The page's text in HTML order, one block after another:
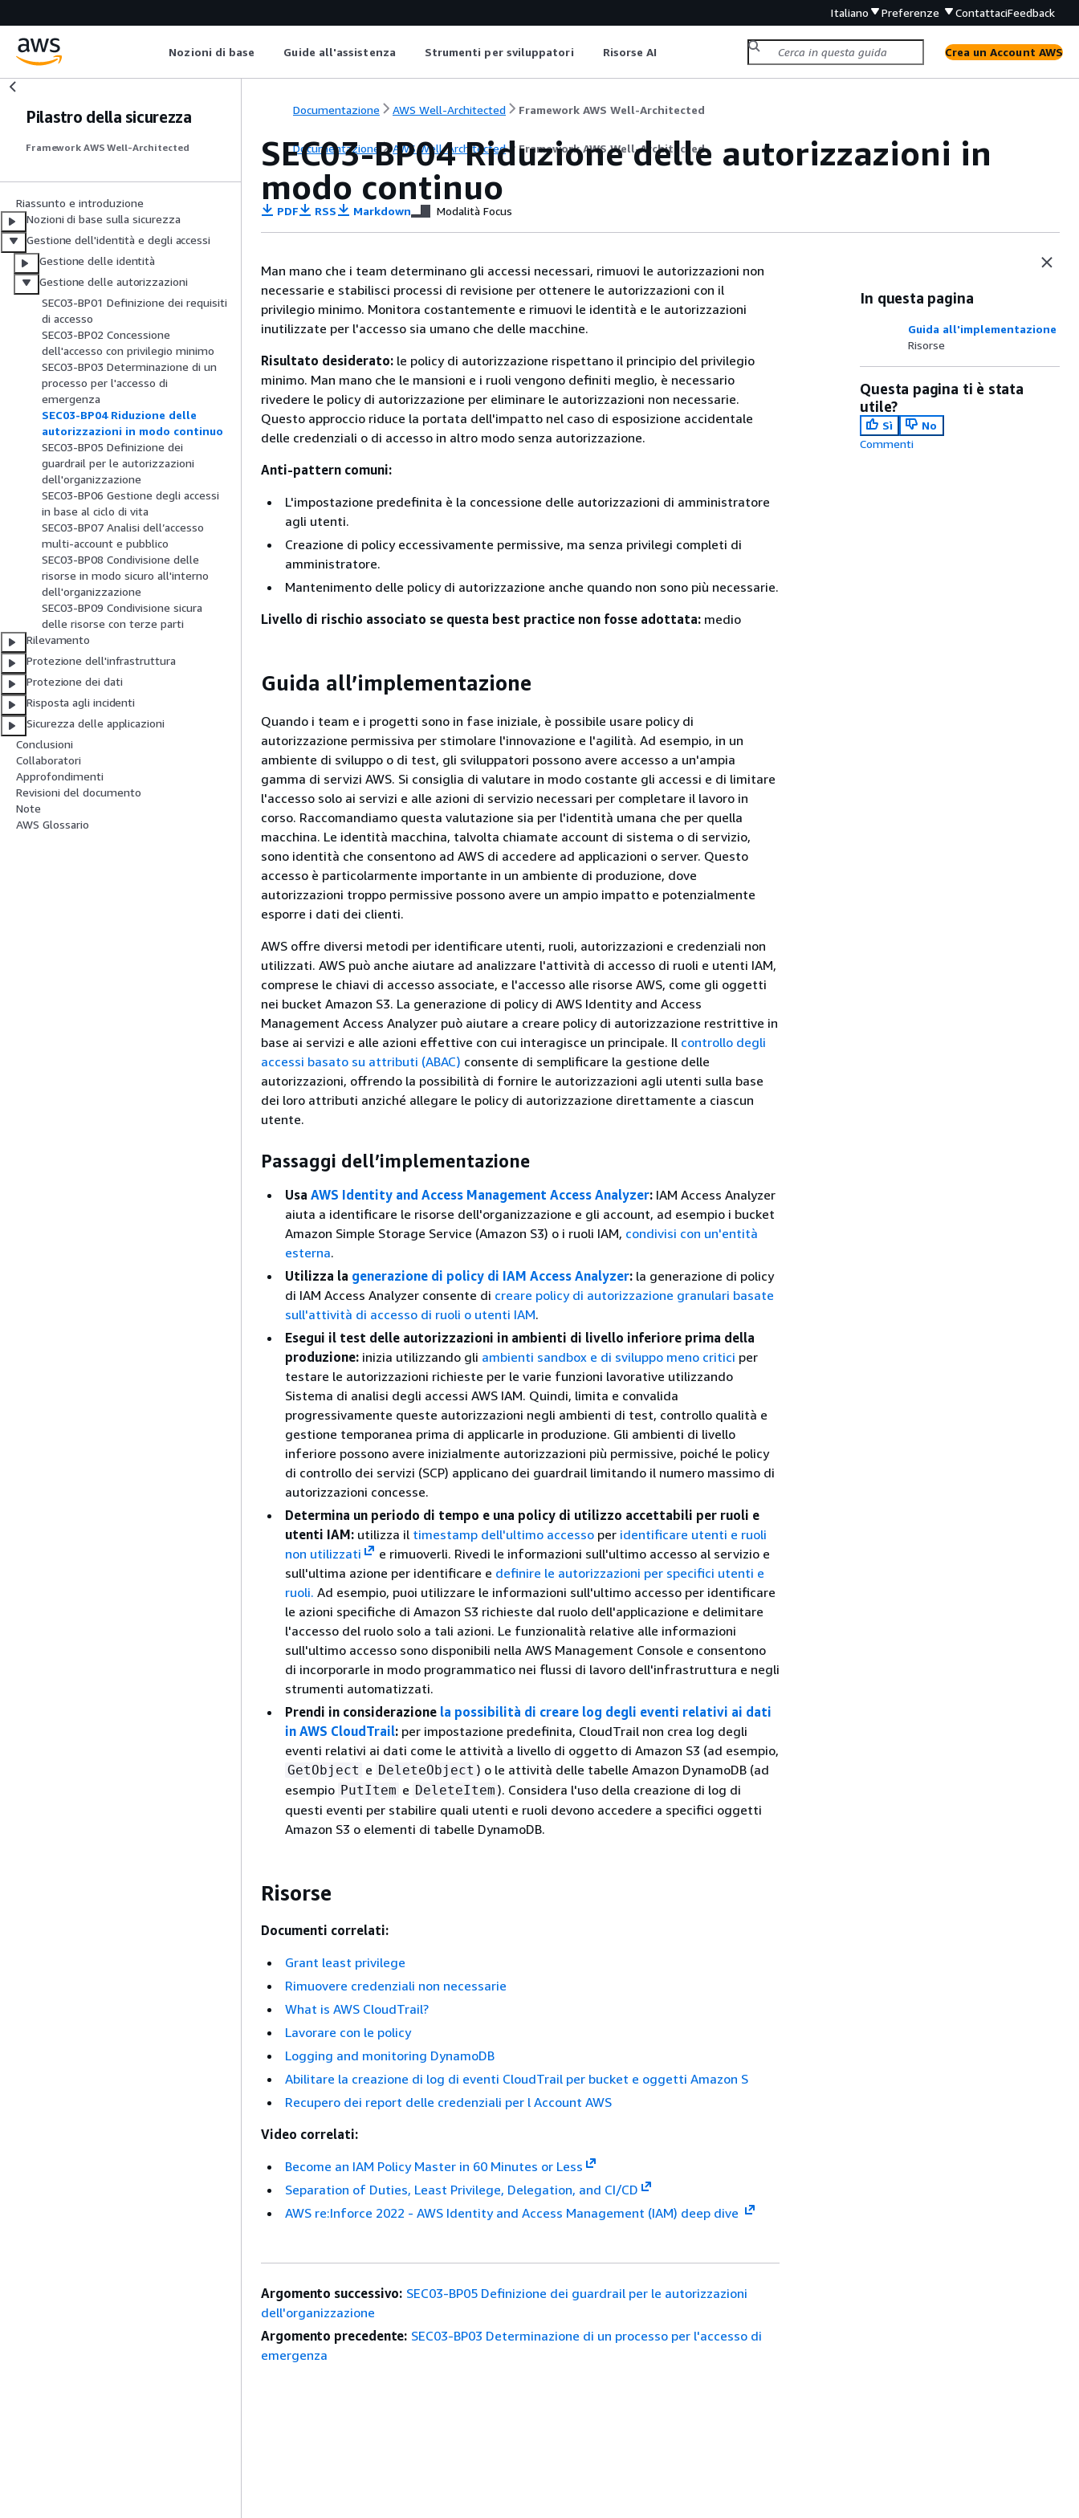
Italiano Preferenze ContattaciFeedback
Nozioni di base Guide all'assistenza Strumenti per sviluppatori Risorse AI Crea un Account AWS
Pilastro della sicurezza
Framework AWS Well-Architected
Riassunto e introduzione
Nozioni di base sulla sicurezza
Gestione dell'identità e degli accessi
Gestione delle identità
Gestione delle autorizzazioni
SEC03-BP01 Definizione dei requisiti
di accesso
SEC03-BP02 Concessione
dell'accesso con privilegio minimo
SEC03-BP03 Determinazione di un
processo per l'accesso di
emergenza
SEC03-BP04 Riduzione delle
autorizzazioni in modo continuo
SEC03-BP05 Definizione dei
guardrail per le autorizzazioni
dell'organizzazione
SEC03-BP06 Gestione degli accessi
in base al ciclo di vita
SEC03-BP07 Analisi dell’accesso
multi-account e pubblico
SEC03-BP08 Condivisione delle
risorse in modo sicuro all'interno
dell'organizzazione
SEC03-BP09 Condivisione sicura
delle risorse con terze parti
Rilevamento
Protezione dell'infrastruttura
Protezione dei dati
Risposta agli incidenti
Sicurezza delle applicazioni
Conclusioni
Collaboratori
Approfondimenti
Revisioni del documento
Note
AWS Glossario
Documentazione AWS Well-Architected Framework AWS Well-Architected
Documentazione AWS Well-Architected Framework AWS Well-Architected
SEC03-BP04 Riduzione delle autorizzazioni in
modo continuo
PDF RSS Markdown Modalità Focus
Man mano che i team determinano gli accessi necessari, rimuovi le autorizzazioni non
necessarie e stabilisci processi di revisione per ottenere le autorizzazioni con il
privilegio minimo. Monitora costantemente e rimuovi le identità e le autorizzazioni
inutilizzate per l'accesso sia umano che delle macchine.
Risultato desiderato: le policy di autorizzazione rispettano il principio del privilegio
minimo. Man mano che le mansioni e i ruoli vengono definiti meglio, è necessario
rivedere le policy di autorizzazione per eliminare le autorizzazioni non necessarie.
Questo approccio riduce la portata dell'impatto nel caso di esposizione accidentale
delle credenziali o di accesso in altro modo senza autorizzazione.
Anti-pattern comuni:
L'impostazione predefinita è la concessione delle autorizzazioni di amministratore
agli utenti.
Creazione di policy eccessivamente permissive, ma senza privilegi completi di
amministratore.
Mantenimento delle policy di autorizzazione anche quando non sono più necessarie.
Livello di rischio associato se questa best practice non fosse adottata: medio
Guida all’implementazione
Quando i team e i progetti sono in fase iniziale, è possibile usare policy di
autorizzazione permissiva per stimolare l'innovazione e l'agilità. Ad esempio, in un
ambiente di sviluppo o di test, gli sviluppatori possono avere accesso a un'ampia
gamma di servizi AWS. Si consiglia di valutare in modo costante gli accessi e di limitare
l'accesso solo ai servizi e alle azioni di servizio necessari per completare il lavoro in
corso. Raccomandiamo questa valutazione sia per l'identità umana che per quella
macchina. Le identità macchina, talvolta chiamate account di sistema o di servizio,
sono identità che consentono ad AWS di accedere ad applicazioni o server. Questo
accesso è particolarmente importante in un ambiente di produzione, dove
autorizzazioni troppo permissive possono avere un ampio impatto e potenzialmente
esporre i dati dei clienti.
AWS offre diversi metodi per identificare utenti, ruoli, autorizzazioni e credenziali non
utilizzati. AWS può anche aiutare ad analizzare l'attività di accesso di ruoli e utenti IAM,
comprese le chiavi di accesso associate, e l'accesso alle risorse AWS, come gli oggetti
nei bucket Amazon S3. La generazione di policy di AWS Identity and Access
Management Access Analyzer può aiutare a creare policy di autorizzazione restrittive in
base ai servizi e alle azioni effettive con cui interagisce un principale. Il controllo degli
accessi basato su attributi (ABAC) consente di semplificare la gestione delle
autorizzazioni, offrendo la possibilità di fornire le autorizzazioni agli utenti sulla base
dei loro attributi anziché allegare le policy di autorizzazione direttamente a ciascun
utente.
Passaggi dell’implementazione
Usa AWS Identity and Access Management Access Analyzer: IAM Access Analyzer
aiuta a identificare le risorse dell'organizzazione e gli account, ad esempio i bucket
Amazon Simple Storage Service (Amazon S3) o i ruoli IAM, condivisi con un'entità
esterna.
Utilizza la generazione di policy di IAM Access Analyzer: la generazione di policy
di IAM Access Analyzer consente di creare policy di autorizzazione granulari basate
sull'attività di accesso di ruoli o utenti IAM.
Esegui il test delle autorizzazioni in ambienti di livello inferiore prima della
produzione: inizia utilizzando gli ambienti sandbox e di sviluppo meno critici per
testare le autorizzazioni richieste per le varie funzioni lavorative utilizzando
Sistema di analisi degli accessi AWS IAM. Quindi, limita e convalida
progressivamente queste autorizzazioni negli ambienti di test, controllo qualità e
gestione temporanea prima di applicarle in produzione. Gli ambienti di livello
inferiore possono avere inizialmente autorizzazioni più permissive, poiché le policy
di controllo dei servizi (SCP) applicano dei guardrail limitando il numero massimo di
autorizzazioni concesse.
Determina un periodo di tempo e una policy di utilizzo accettabili per ruoli e
utenti IAM: utilizza il timestamp dell'ultimo accesso per identificare utenti e ruoli
non utilizzati
e rimuoverli. Rivedi le informazioni sull'ultimo accesso al servizio e
sull'ultima azione per identificare e definire le autorizzazioni per specifici utenti e
ruoli. Ad esempio, puoi utilizzare le informazioni sull'ultimo accesso per identificare
le azioni specifiche di Amazon S3 richieste dal ruolo dell'applicazione e delimitare
l'accesso del ruolo solo a tali azioni. Le funzionalità relative alle informazioni
sull'ultimo accesso sono disponibili nella AWS Management Console e consentono
di incorporarle in modo programmatico nei flussi di lavoro dell'infrastruttura e negli
strumenti automatizzati.
Prendi in considerazione la possibilità di creare log degli eventi relativi ai dati
in AWS CloudTrail: per impostazione predefinita, CloudTrail non crea log degli
eventi relativi ai dati come le attività a livello di oggetto di Amazon S3 (ad esempio,
GetObject e DeleteObject ) o le attività delle tabelle Amazon DynamoDB (ad
esempio PutItem e DeleteItem ). Considera l'uso della creazione di log di
questi eventi per stabilire quali utenti e ruoli devono accedere a specifici oggetti
Amazon S3 o elementi di tabelle DynamoDB.
Risorse
Documenti correlati:
Grant least privilege
Rimuovere credenziali non necessarie
What is AWS CloudTrail?
Lavorare con le policy
Logging and monitoring DynamoDB
Abilitare la creazione di log di eventi CloudTrail per bucket e oggetti Amazon S
Recupero dei report delle credenziali per l Account AWS
Video correlati:
Become an IAM Policy Master in 60 Minutes or Less
Separation of Duties, Least Privilege, Delegation, and CI/CD
AWS re:Inforce 2022 - AWS Identity and Access Management (IAM) deep dive
In questa pagina
Guida all'implementazione
Risorse
Questa pagina ti è stata
utile?
Sì
No
Commenti
Argomento successivo: SEC03-BP05 Definizione dei guardrail per le autorizzazioni
dell'organizzazione
Argomento precedente: SEC03-BP03 Determinazione di un processo per l'accesso di
emergenza